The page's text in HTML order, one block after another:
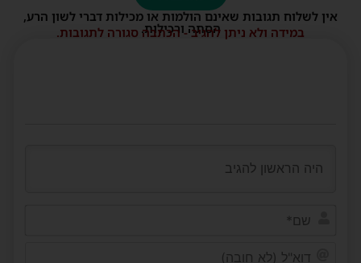
אין לשלוח תגובות שאינם הולמות או מכילות דברי לשון הרע,
הסתה ורכילות.
במידה ולא ניתן להגיב - הכתבה סגורה לתגובות.